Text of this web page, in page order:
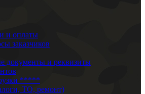
и оплаты
заказчиков
документы и реквизиты
*****
ТО, ремонт)